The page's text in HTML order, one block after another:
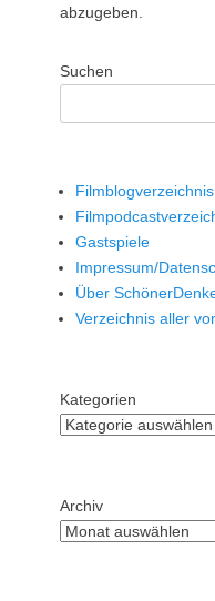
abzugeben.
Suchen
Filmblogverzeichnis
Gastspiele
Impressum/
Über
Verzeichnis aller
Kategorien
Archiv